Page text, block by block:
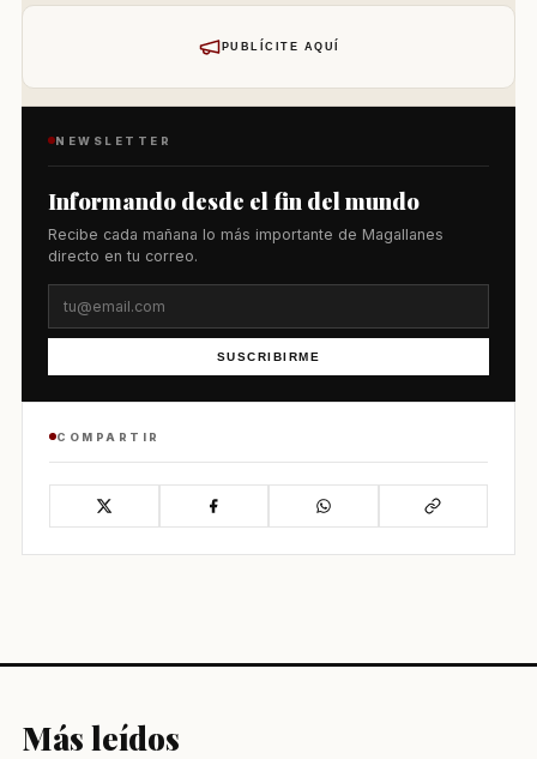
PUBLÍCITE AQUÍ
NEWSLETTER
Informando desde el fin del mundo
Recibe cada mañana lo más importante de Magallanes
directo en tu correo.
SUSCRIBIRME
COMPARTIR
Más leídos